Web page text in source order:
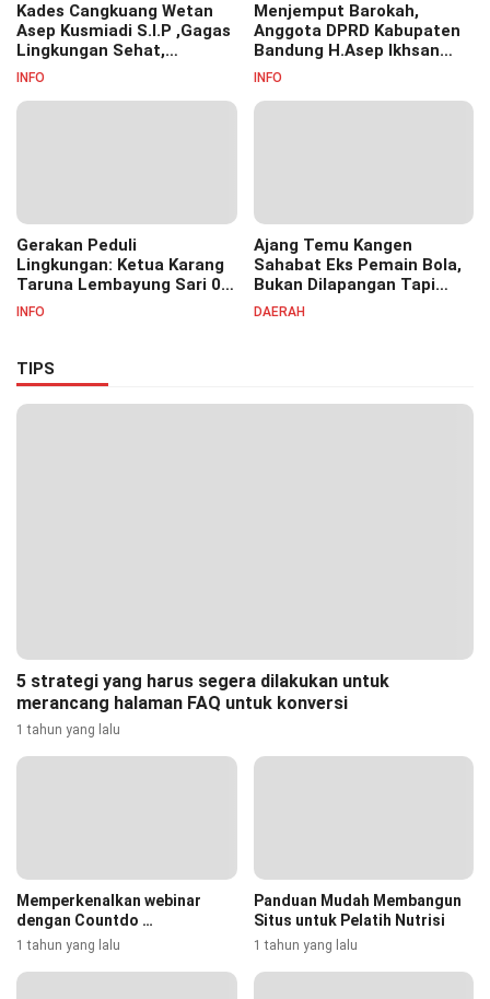
Kades Cangkuang Wetan
Asep Kusmiadi S.I.P ,Gagas
Lingkungan Sehat,
Bersihkan Saluran Air di RW
INFO
Menjemput Barokah,
Anggota DPRD Kabupaten
Bandung H.Asep Ikhsan
S.Pd.M.M Hadiri Haul Akbar
Pesantren Cipasung.
INFO
Gerakan Peduli
Lingkungan: Ketua Karang
Taruna Lembayung Sari 09
Irvan Permana Ajak
INFO
Ajang Temu Kangen
Sahabat Eks Pemain Bola,
Bukan Dilapangan Tapi
Ditongkrongan
DAERAH
TIPS
5 strategi yang harus segera dilakukan untuk
merancang halaman FAQ untuk konversi
1 tahun yang lalu
Memperkenalkan webinar
dengan Countdo …
1 tahun yang lalu
Panduan Mudah Membangun
Situs untuk Pelatih Nutrisi
1 tahun yang lalu